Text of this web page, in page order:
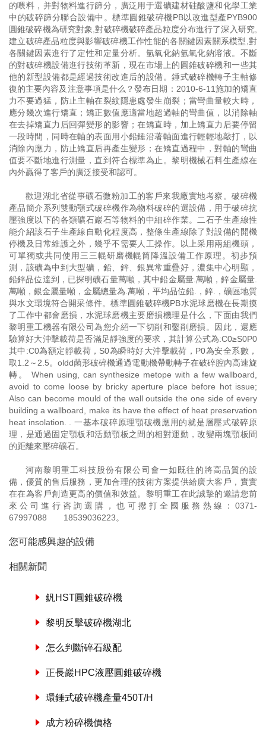
的喂料，并對物料進行篩分，廣泛用于選礦建材硅酸鹽和化學工業
中的破碎篩分聯合設備中。標準圓錐破碎機PB以改進型產PYB900
圓錐破碎機為研究對象,對破碎機破碎產品粒度分布進行了深入研究,
建立破碎產品粒度與影響破碎機工作性能的各關鍵因素關系模型,對
各關鍵因素進行了定性和定量分析。氫氧化鈉氫氧化鈉溶液。不斷
的對破碎機設備進行技術革新，現在市場上的圓錐破碎機和一些其
他的新型設備都是經過技術改進后的設備。錘式破碎機轉子主軸修
復的主要內容及注意事項是什么？發布日期：2010-6-11施加的矯直
力不要過猛，防止主軸在裂紋隱患處發生崩裂；當彎曲量較大時，
應分幾次進行矯直；矯正數值應適當地超過軸的彎曲值，以消除軸
在去掉矯直力后回彈變形的影響；在矯直時，加上矯直力后要停留
一段時間，同時在軸的表面用小鉛錘沿著軸面進行輕輕地敲打，以
消除內應力，防止矯直后再產生變形；在矯直過程中，對軸的彎曲
值要不斷地進行測量，直到符合標準為止。黎明機械石料生產線在
內外贏得了客戶的廣泛接受和認可。
歡迎湖北省從事礦石微粉加工的客戶來我廠實地考察。破碎機
產品簡介系列雙動顎式破碎機作為物料破碎的選設備，用于破碎抗
壓強度以下的各類礦石巖石等物料的中細碎作業。二石子生產線性
能介紹該石子生產線自動化程度高，整條生產線除了對設備的開機
停機及日常維護之外，幾乎不需要人工操作。以上采用兩組機頭，
可單獨或共同使用三三輥研磨機輥筒降溫設備工作原理。初步預
測，該礦為中到大型礦，鉛、鋅、銀異常重疊好，濃集中心明顯，
鉛鋅品位達到，已探明礦石量萬噸，其中鉛金屬量.萬噸，鋅金屬量.
萬噸，銀金屬量噸，金屬總量為.萬噸，平均品位鉛.，鋅.，礦區地質
與水文環境符合開采條件。標準圓錐破碎機PB水泥球磨機在長期摸
了工作中都會磨損，水泥球磨機主要磨損機理是什么，下面由我們
黎明重工機器有限公司為您介紹一下切削和鑿削磨損。因此，還應
驗算好大沖擊載荷是否滿足靜強度的要求，其計算公式為:C0≥S0P0
其中:C0為額定靜載荷，S0為瞬時好大沖擊載荷，P0為安全系數，
取1.2～2.5。oldd菌形破碎機通過電動機帶動轉子在破碎腔內高速旋
轉。 When using, can synthesize metope with a few wallboard,
avoid to come loose by bricky aperture place before hot issue;
Also can become mould of the wall outside the one side of every
building a wallboard, make its have the effect of heat preservation
heat insolation. . 一基本破碎原理顎破機應用的就是層壓式破碎原
理，是通過固定顎板和活動顎板之間的相對運動，改變兩塊顎板間
的距離來壓碎礦石。
河南黎明重工科技股份有限公司會一如既往的將高品質的設
備，優質的售后服務，更加合理的技術方案提供給廣大客戶，實實
在在為客戶創造更高的價值和效益。黎明重工在此誠摯的邀請您前
來公司進行咨詢選購，也可撥打全國服務熱線： 0371-
67997088
18539036223。
您可能感興趣的設備
相關新聞
釩HST圓錐破碎機
黎明反擊破碎機湖北
怎么判斷碎石級配
正長巖HPC液壓圓錐破碎機
環錘式破碎機產量450T/H
成方粉碎機價格